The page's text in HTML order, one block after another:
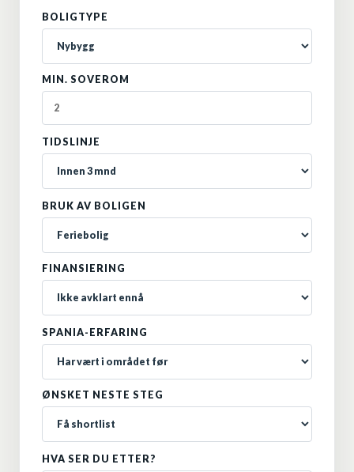
BOLIGTYPE
MIN. SOVEROM
TIDSLINJE
BRUK AV BOLIGEN
FINANSIERING
SPANIA-ERFARING
ØNSKET NESTE STEG
HVA SER DU ETTER?